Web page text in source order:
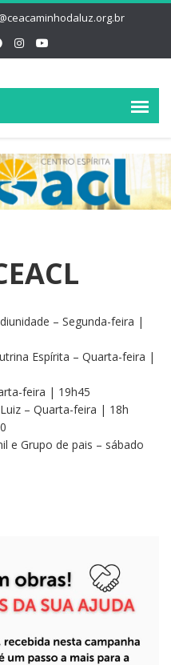
– Segunda-feira |
Espírita – Quarta-feira |
feira | 19h45
– Quarta-feira | 18h
e Grupo de pais – sábado